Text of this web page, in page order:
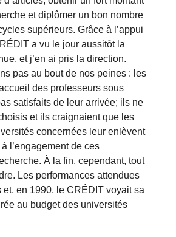
et diplômer un bon nombre
supérieurs. Grâce à l’appui
a vu le jour aussitôt la
et j’en ai pris la direction.
pas au bout de nos peines : les
des professeurs sous
satisfaits de leur arrivée; ils ne
et ils craignaient que les
concernées leur enlèvent
l’engagement de ces
À la fin, cependant, tout
Les performances attendues
et, en 1990, le CRÉDIT voyait sa
au budget des universités